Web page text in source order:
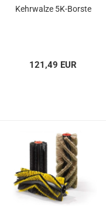
Kehrwalze 5K-Borste
121,49 EUR